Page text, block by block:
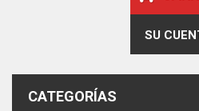
SU
CATEGORÍAS